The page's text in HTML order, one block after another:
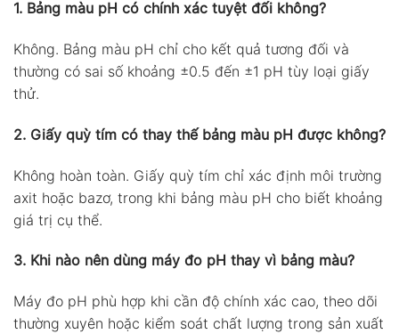
1. Bảng màu pH có chính xác tuyệt đối không?
Không. Bảng màu pH chỉ cho kết quả tương đối và
thường có sai số khoảng ±0.5 đến ±1 pH tùy loại giấy
thử.
2. Giấy quỳ tím có thay thế bảng màu pH được không?
Không hoàn toàn. Giấy quỳ tím chỉ xác định môi trường
axit hoặc bazơ, trong khi bảng màu pH cho biết khoảng
giá trị cụ thể.
3. Khi nào nên dùng máy đo pH thay vì bảng màu?
Máy đo pH phù hợp khi cần độ chính xác cao, theo dõi
thường xuyên hoặc kiểm soát chất lượng trong sản xuất